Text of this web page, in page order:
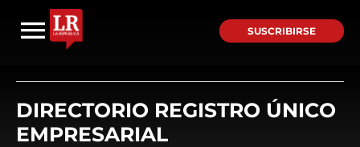
SUSCRIBIRSE
DIRECTORIO REGISTRO ÚNICO
EMPRESARIAL